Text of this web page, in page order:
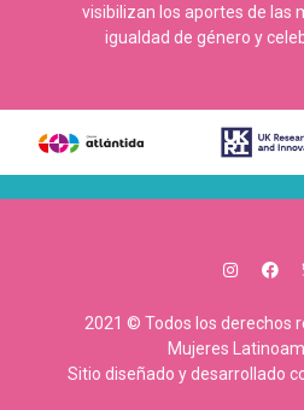
visibilizan los aportes de las
igualdad de género y
2021 © Todos los derechos
Mujeres
Sitio diseñado y desarrollado